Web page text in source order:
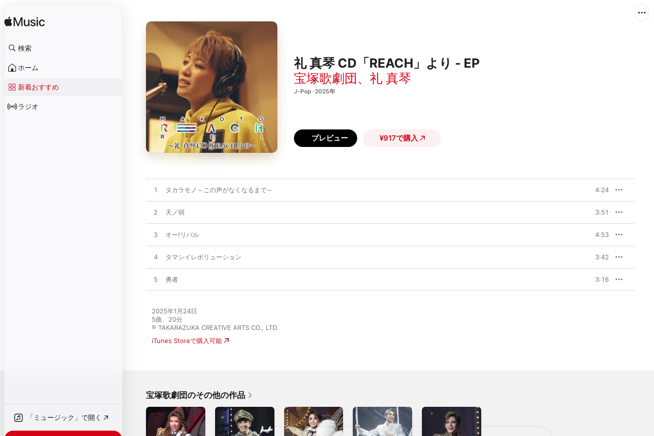
検索
ホーム
新着おすすめ
ラジオ
「ミュージック」で開く
礼 真琴 CD「REACH」より - EP
宝塚歌劇団、 礼 真琴
J-Pop · 2025年
プレビュー ¥917で購入
1 タカラモノ～この声がなくなるまで～ 4:24
2 天ノ弱 3:51
3 オー!リバル 4:53
4 タマシイレボリューション 3:42
5 勇者 3:16
2025年1月24日
5曲、20分
℗ TAKARAZUKA CREATIVE ARTS CO., LTD.
iTunes Storeで購入可能
宝塚歌劇団のその他の作品